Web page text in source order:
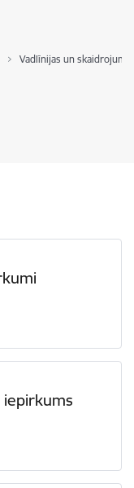
Vadlīnijas un skaidrojumi
iepirkums